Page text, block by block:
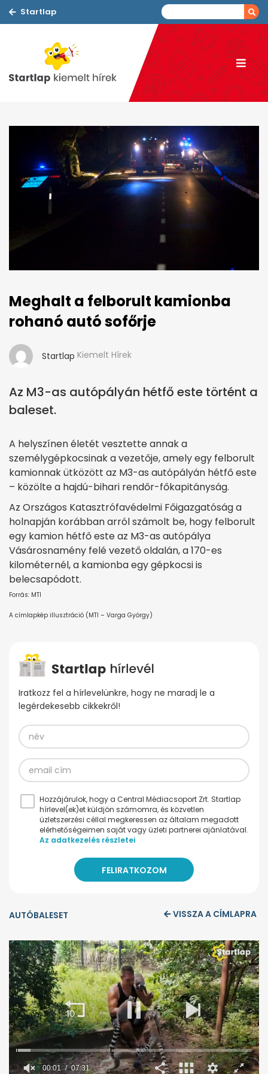
Startlap
Meghalt a felborult kamionba
rohanó autó sofőrje
Startlap Kiemelt Hírek
Az M3-as autópályán hétfő este történt a
baleset.
A helyszínen életét vesztette annak a
személygépkocsinak a vezetője, amely egy felborult
kamionnak ütközött az M3-as autópályán hétfő este
– közölte a hajdú-bihari rendőr-főkapitányság.
Az Országos Katasztrófavédelmi Főigazgatóság a
holnapján korábban arról számolt be, hogy felborult
egy kamion hétfő este az M3-as autópálya
Vásárosnamény felé vezető oldalán, a 170-es
kilométernél, a kamionba egy gépkocsi is
belecsapódott.
Forrás: MTI
A címlapkép illusztráció (MTI – Varga György)
Iratkozz fel a hírlevelünkre, hogy ne maradj le a
legérdekesebb cikkekről!
Hozzájárulok, hogy a Central Médiacsoport Zrt. Startlap
hírlevel(ek)et küldjön számomra, és közvetlen
üzletszerzési céllal megkeressen az általam megadott
elérhetőségeimen saját vagy üzleti partnerei ajánlatával.
Az adatkezelés részletei
AUTÓBALESET VISSZA A CÍMLAPRA
00:02 07:31